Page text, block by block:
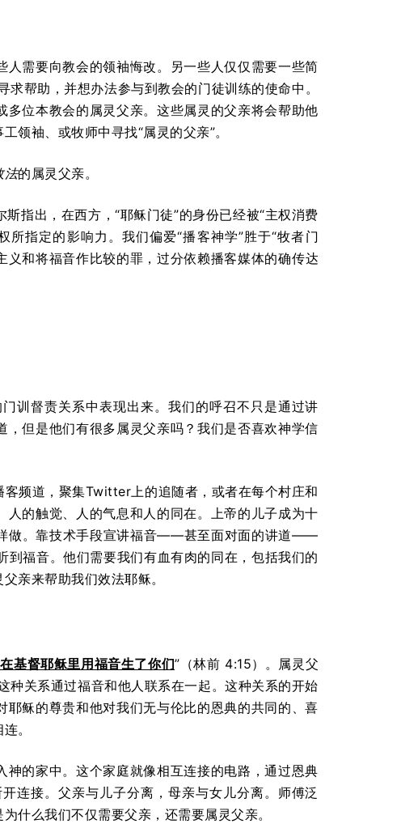
需要向教会的领袖悔改。另一些人仅仅需要一些简
帮助，并想办法参与到教会的门徒训练的使命中。
位本教会的属灵父亲。这些属灵的父亲将会帮助他
领袖、或牧师中寻找“属灵的父亲”。
法的属灵父亲。
指出，在西方，“耶稣门徒”的身份已经被“主权消费
指定的影响力。我们偏爱“播客神学”胜于“牧者门
义和将福音作比较的罪，过分依赖播客媒体的确传达
训督责关系中表现出来。我们的呼召不只是通过讲
但是他们有很多属灵父亲吗？我们是否喜欢神学信
频道，聚集Twitter上的追随者，或者在每个村庄和
的触觉、人的气息和人的同在。上帝的儿子成为十
做。靠技术手段宣讲福音——甚至面对面的讲道——
福音。他们需要我们有血有肉的同在，包括我们的
亲来帮助我们效法耶稣。
基督耶稣里用福音生了你们”（林前 4:15）。属灵父
关系通过福音和他人联系在一起。这种关系的开始
稣的尊贵和他对我们无与伦比的恩典的共同的、喜
。
的家中。这个家庭就像相互连接的电路，通过恩典
连接。父亲与儿子分离，母亲与女儿分离。师傅泛
什么我们不仅需要父亲，还需要属灵父亲。